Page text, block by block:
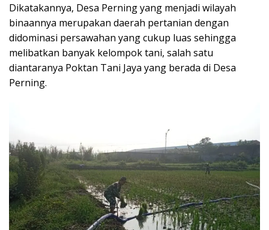
Dikatakannya, Desa Perning yang menjadi wilayah
binaannya merupakan daerah pertanian dengan
didominasi persawahan yang cukup luas sehingga
melibatkan banyak kelompok tani, salah satu
diantaranya Poktan Tani Jaya yang berada di Desa
Perning.